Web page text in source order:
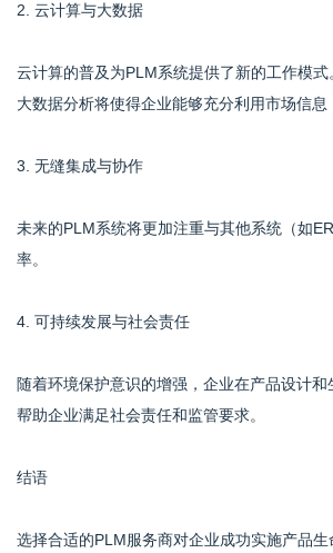
2. 云计算与大数据
云计算的普及为PLM系统提供了新的工作模
大数据分析将使得企业能够充分利用市场信息
3. 无缝集成与协作
未来的PLM系统将更加注重与其他系统（如
率。
4. 可持续发展与社会责任
随着环境保护意识的增强，企业在产品设计
帮助企业满足社会责任和监管要求。
结语
选择合适的PLM服务商对企业成功实施产品